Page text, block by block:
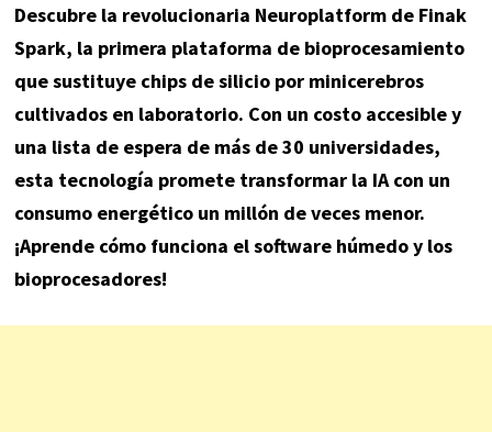
Descubre la revolucionaria Neuroplatform de Finak
Spark, la primera plataforma de bioprocesamiento
que sustituye chips de silicio por minicerebros
cultivados en laboratorio. Con un costo accesible y
una lista de espera de más de 30 universidades,
esta tecnología promete transformar la IA con un
consumo energético un millón de veces menor.
¡Aprende cómo funciona el software húmedo y los
bioprocesadores!